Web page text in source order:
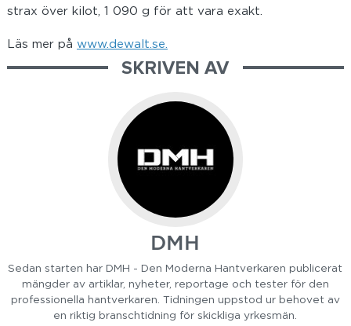
strax över kilot, 1 090 g för att vara exakt.
Läs mer på www.dewalt.se.
SKRIVEN AV
DMH
Sedan starten har DMH - Den Moderna Hantverkaren publicerat
mängder av artiklar, nyheter, reportage och tester för den
professionella hantverkaren. Tidningen uppstod ur behovet av
en riktig branschtidning för skickliga yrkesmän.